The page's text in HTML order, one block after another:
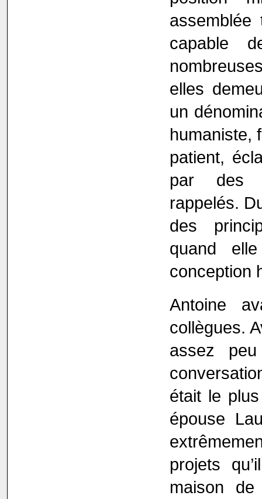
assemblée
capable
elles
un
humaniste,
patient,
par des
rappelés.
des
quand
conception
Antoine
collègues.
assez
était le
épouse
projets
maison